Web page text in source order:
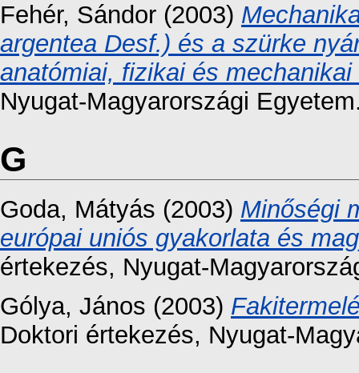
Fehér, Sándor (2003)
argentea Desf.) és a szürke
anatómiai, fizikai és
Nyugat-Magyarországi
G
Goda, Mátyás (2003) Minőségi
európai uniós gyakorlata és
értekezés, Nyugat-
Gólya, János (2003)
Doktori értekezés, Nyugat-